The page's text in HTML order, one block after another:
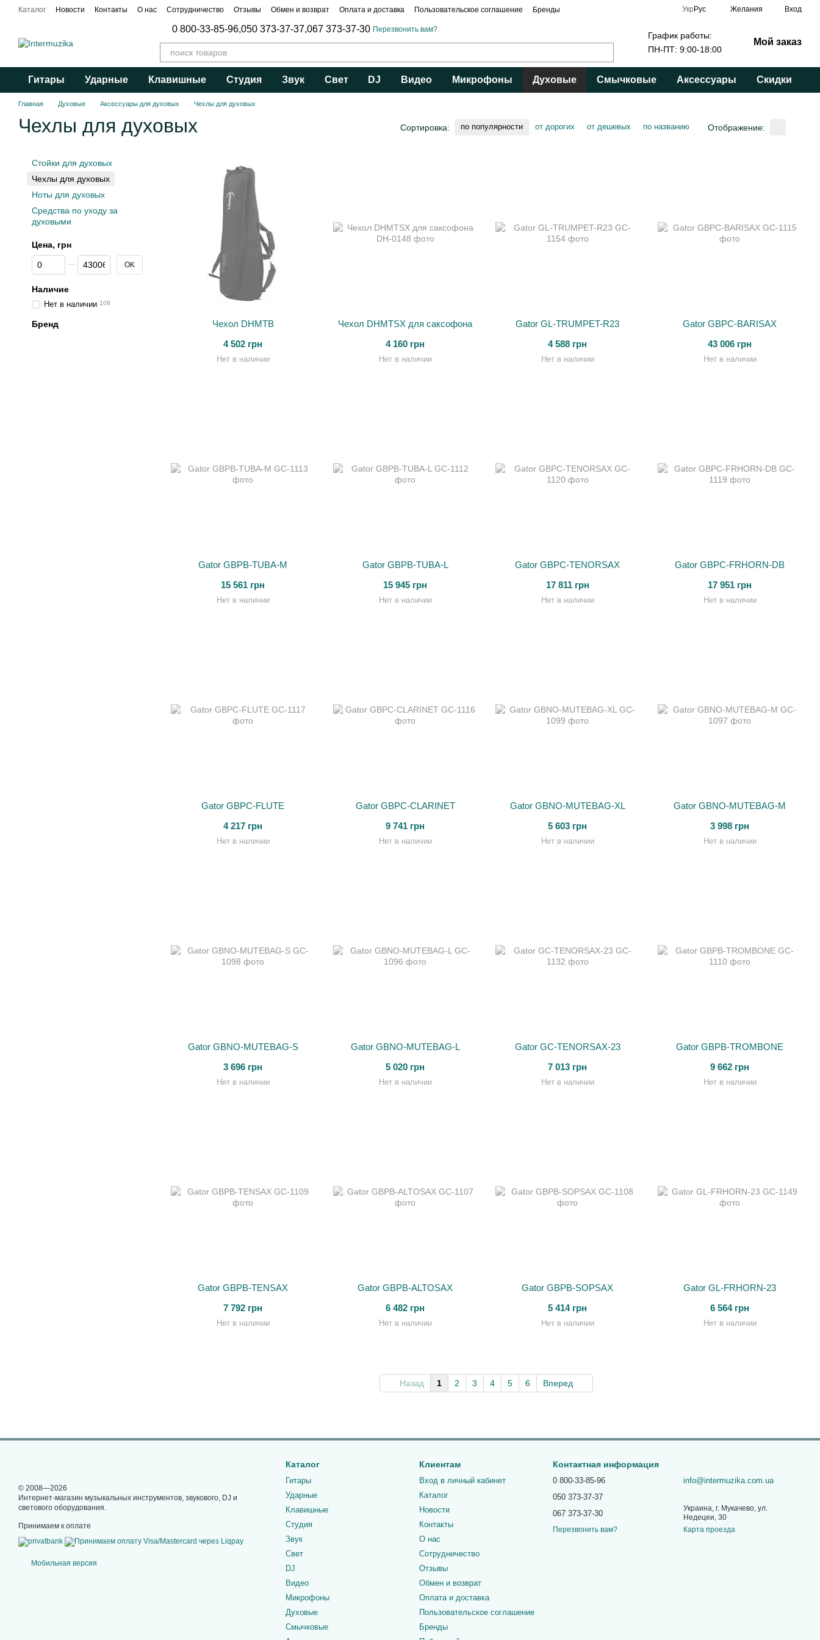
Перейти к основному контенту
Каталог Новости Контакты О нас Сотрудничество Отзывы Обмен и возврат Оплата и доставка Пользовательское соглашение
Бренды
Укр Рус Желания Вход
0 800-33-85-96,050 373-37-37,067 373-37-30 Перезвонить вам?
График работы:
ПН-ПТ: 9:00-18:00
Мой заказ
Гитары Ударные Клавишные Студия Звук Свет DJ Видео Микрофоны Духовые Смычковые Аксессуары Скидки
Главная Духовые Аксессуары для духовых Чехлы для духовых
Чехлы для духовых Сортировка: по популярности от дорогих от дешевых по названию Отображение:
Чехол DHMTB
4 502 грн
Нет в наличии
Чехол DHMTSX для саксофона
4 160 грн
Нет в наличии
Gator GL-TRUMPET-R23
4 588 грн
Нет в наличии
Gator GBPC-BARISAX
43 006 грн
Нет в наличии
Gator GBPB-TUBA-M
15 561 грн
Нет в наличии
Gator GBPB-TUBA-L
15 945 грн
Нет в наличии
Gator GBPC-TENORSAX
17 811 грн
Нет в наличии
Gator GBPC-FRHORN-DB
17 951 грн
Нет в наличии
Gator GBPC-FLUTE
4 217 грн
Нет в наличии
Gator GBPC-CLARINET
9 741 грн
Нет в наличии
Gator GBNO-MUTEBAG-XL
5 603 грн
Нет в наличии
Gator GBNO-MUTEBAG-M
3 998 грн
Нет в наличии
Gator GBNO-MUTEBAG-S
3 696 грн
Нет в наличии
Gator GBNO-MUTEBAG-L
5 020 грн
Нет в наличии
Gator GC-TENORSAX-23
7 013 грн
Нет в наличии
Gator GBPB-TROMBONE
9 662 грн
Нет в наличии
Gator GBPB-TENSAX
7 792 грн
Нет в наличии
Gator GBPB-ALTOSAX
6 482 грн
Нет в наличии
Gator GBPB-SOPSAX
5 414 грн
Нет в наличии
Gator GL-FRHORN-23
6 564 грн
Нет в наличии
Назад 1 2 3 4 5 6 Вперед
Стойки для духовых
Чехлы для духовых
Ноты для духовых
Средства по уходу за
духовыми
Цена, грн
От Цена, грн
До Цена, грн OK
Наличие
Нет в наличии 108
Бренд
© 2008—2026
Интернет-магазин музыкальных инструментов, звукового, DJ и
светового оборудования.
Принимаем к оплате
Мобильная версия
Каталог
Гитары
Ударные
Клавишные
Студия
Звук
Свет
DJ
Видео
Микрофоны
Духовые
Смычковые
Клиентам
Вход в личный кабинет
Каталог
Новости
Контакты
О нас
Сотрудничество
Отзывы
Обмен и возврат
Оплата и доставка
Пользовательское соглашение
Бренды
Контактная информация
0 800-33-85-96
050 373-37-37
067 373-37-30
Перезвонить вам?
info@intermuzika.com.ua
Украина, г. Мукачево, ул.
Недецеи, 30
Карта проезда